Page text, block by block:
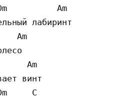
Am
лабиринт
Am
Am
винт
C